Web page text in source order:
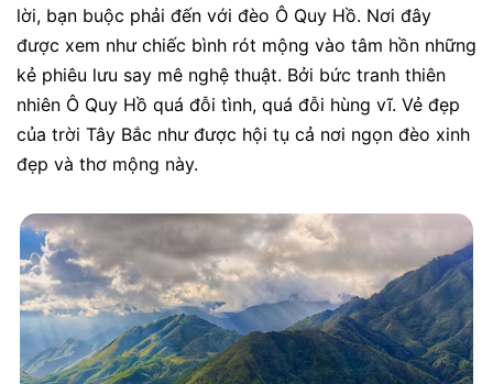
lời, bạn buộc phải đến với đèo Ô Quy Hồ. Nơi đây
được xem như chiếc bình rót mộng vào tâm hồn những
kẻ phiêu lưu say mê nghệ thuật. Bởi bức tranh thiên
nhiên Ô Quy Hồ quá đỗi tình, quá đỗi hùng vĩ. Vẻ đẹp
của trời Tây Bắc như được hội tụ cả nơi ngọn đèo xinh
đẹp và thơ mộng này.